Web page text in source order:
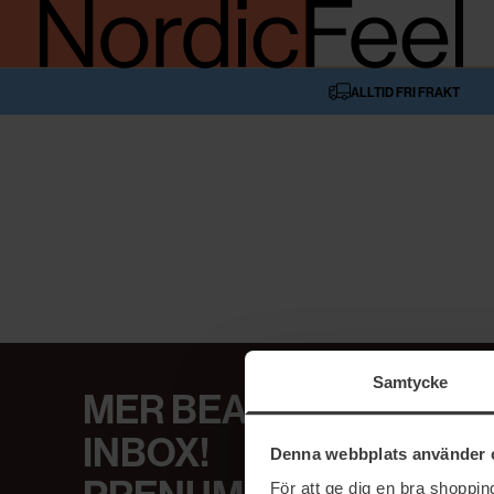
Samtycke
Denna webbplats använder
För att ge dig en bra
ALLTID FRI FRAKT
MER BEAUTY I DIN
INBOX!